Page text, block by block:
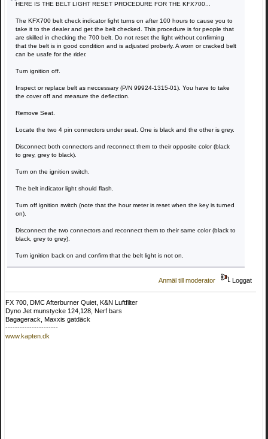
HERE IS THE BELT LIGHT RESET PROCEDURE FOR THE KFX700...
The KFX700 belt check indicator light turns on after 100 hours to cause you to
take it to the dealer and get the belt checked. This procedure is for people that
are skilled in checking the 700 belt. Do not reset the light without confirming
that the belt is in good condition and is adjusted proberly. A worn or cracked belt
can be usafe for the rider.
Turn ignition off.
Inspect or replace belt as neccessary (P/N 99924-1315-01). You have to take
the cover off and measure the deflection.
Remove Seat.
Locate the two 4 pin connectors under seat. One is black and the other is grey.
Disconnect both connectors and reconnect them to their opposite color (black
to grey, grey to black).
Turn on the ignition switch.
The belt indicator light should flash.
Turn off ignition switch (note that the hour meter is reset when the key is turned
on).
Disconnect the two connectors and reconnect them to their same color (black to
black, grey to grey).
Turn ignition back on and confirm that the belt light is not on.
Anmäl till moderator Loggat
FX 700, DMC Afterburner Quiet, K&N Luftfilter
Dyno Jet munstycke 124,128, Nerf bars
Bagagerack, Maxxis gatdäck
----------------------
www.kapten.dk